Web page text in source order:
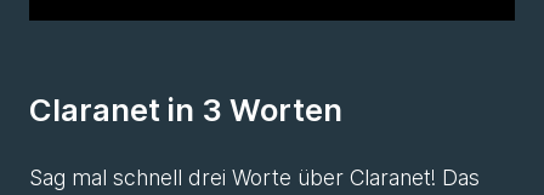
Claranet in 3 Worten
Sag mal schnell drei Worte über Claranet! Das